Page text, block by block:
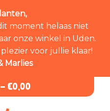
moment helaas niet
onze winkel in Uden.
voor jullie klaar!
Marlies
€0,00